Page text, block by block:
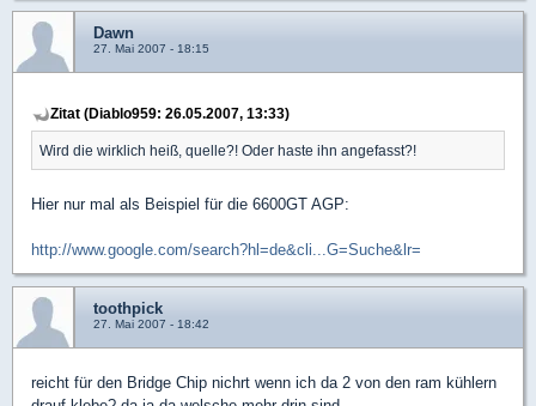
Dawn
27. Mai 2007 - 18:15
Zitat (Diablo959: 26.05.2007, 13:33)
Wird die wirklich heiß, quelle?! Oder haste ihn angefasst?!
Hier nur mal als Beispiel für die 6600GT AGP:
http://www.google.com/search?hl=de&cli...G=Suche&lr=
toothpick
27. Mai 2007 - 18:42
reicht für den Bridge Chip nichrt wenn ich da 2 von den ram kühlern